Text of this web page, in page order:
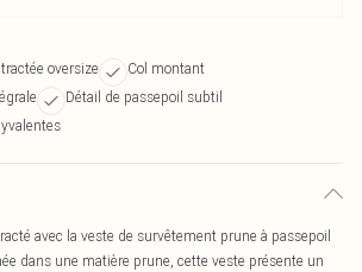
oversize
Col montant
Détail de passepoil subtil
avec la veste de survêtement prune à passepoil
dans une matière prune, cette veste présente un